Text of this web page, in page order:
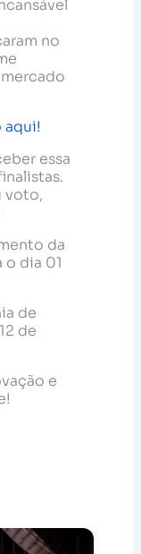
no
aqui!
essa
voto,
da
o dia 01
de
de
e